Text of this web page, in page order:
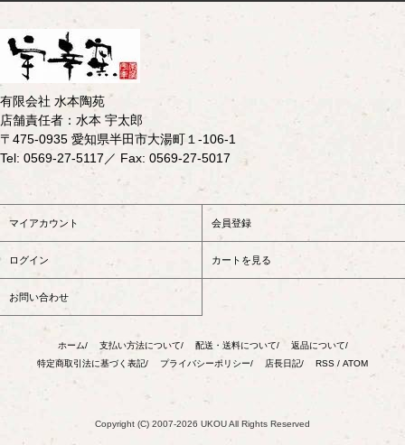
有限会社 水本陶苑
店舗責任者：水本 宇太郎
〒475-0935 愛知県半田市大湯町１-106-1
Tel: 0569-27-5117／ Fax: 0569-27-5017
マイアカウント 会員登録
ログイン カートを見る
お問い合わせ
ホーム/ 支払い方法について/ 配送・送料について/
返品について/
特定商取引法に基づく表記/
プライバシーポリシー/ 店長日記/ RSS / ATOM
Copyright (C) 2007-2026 UKOU All Rights Reserved